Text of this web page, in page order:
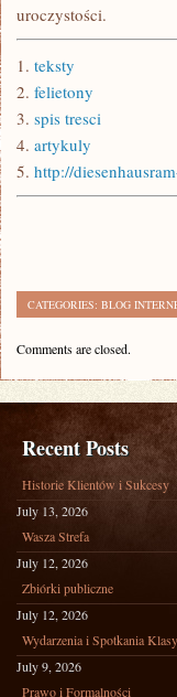
uroczystości.
1. teksty
2. felietony
3. spis tresci
4. artykuly
5. http://
CATEGORIES: BLOG
Comments are closed.
Recent Posts
Historie Klientów i Sukcesy
July 13, 2026
Wasza Strefa
July 12, 2026
Zbiórki publiczne
July 12, 2026
Wydarzenia i Spotkania
July 9, 2026
Prawo i Formalności